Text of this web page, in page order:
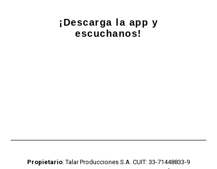
¡Descarga la app y
escuchanos!
Propietario: Talar Producciones S.A. CUIT: 33-71448833-9